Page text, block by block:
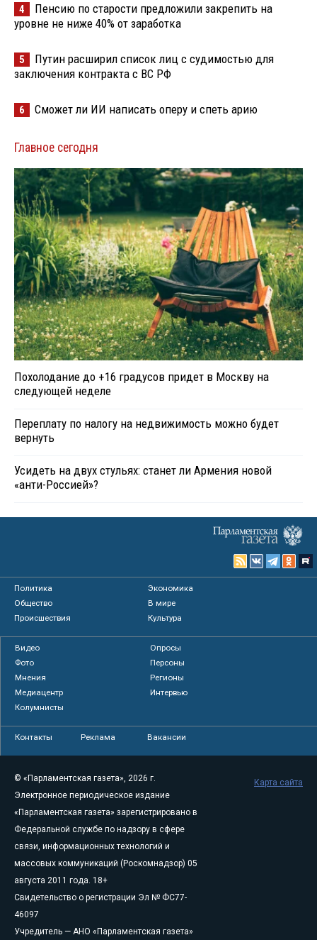
4
Пенсию по старости предложили закрепить на
уровне не ниже 40% от заработка
5
Путин расширил список лиц с судимостью для
заключения контракта с ВС РФ
6 Сможет ли ИИ написать оперу и спеть арию
Главное сегодня
Похолодание до +16 градусов придет в Москву на
следующей неделе
Переплату по налогу на недвижимость можно будет
вернуть
Усидеть на двух стульях: станет ли Армения новой
«анти-Россией»?
Политика
Экономика
Общество
В мире
Происшествия
Культура
Видео
Опросы
Фото
Персоны
Мнения
Регионы
Медиацентр
Интервью
Колумнисты
Контакты Реклама Вакансии
© «Парламентская газета», 2026 г.
Электронное периодическое издание
«Парламентская газета» зарегистрировано в
Федеральной службе по надзору в сфере
связи, информационных технологий и
массовых коммуникаций (Роскомнадзор) 05
августа 2011 года. 18+
Свидетельство о регистрации Эл № ФС77-
46097
Учредитель — АНО «Парламентская газета»
Карта сайта